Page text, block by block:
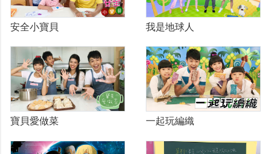
安全小寶貝 我是地球人
寶貝愛做菜 一起玩編織